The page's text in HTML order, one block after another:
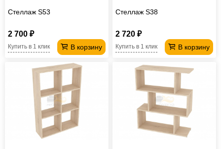
Стеллаж S53
2 700 ₽
В корзину
Купить в 1 клик
Стеллаж S38
2 720 ₽
В корзину
Купить в 1 клик